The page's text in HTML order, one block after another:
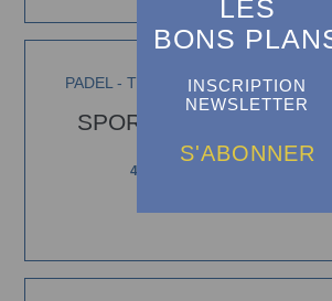
LES
BONS
INSCRIPTION
NEWSLETTER
S'ABONNER
PADEL - TENNIS - PELOTE
SQUASH - LA VIGNE
SPORTING CLUB DE
48, av. de la Vigne La Vigne - La